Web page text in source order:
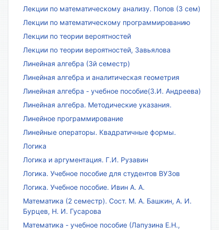
Лекции по математическому анализу. Попов (3 сем)
Лекции по математическому программированию
Лекции по теории вероятностей
Лекции по теории вероятностей, Завьялова
Линейная алгебра (3й семестр)
Линейная алгебра и аналитическая геометрия
Линейная алгебра - учебное пособие(З.И. Андреева)
Линейная алгебра. Методические указания.
Линейное программирование
Линейные операторы. Квадратичные формы.
Логика
Логика и аргументация. Г.И. Рузавин
Логика. Учебное пособие для студентов ВУЗов
Логика. Учебное пособие. Ивин А. А.
Математика (2 семестр). Сост. М. А. Башкин, А. И.
Бурцев, Н. И. Гусарова
Математика - учебное пособие (Лапузина Е.Н.,